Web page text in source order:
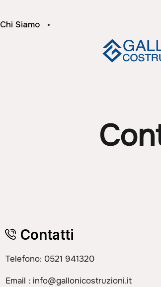
Chi Siamo
Contatti
Telefono: 0521 941320
Email : info@gallonicostruzioni.it